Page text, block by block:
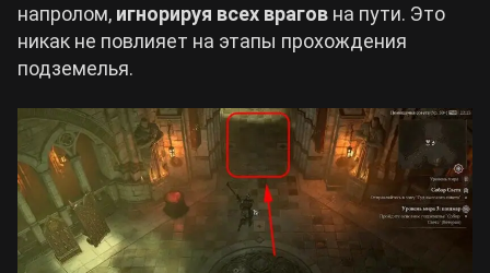
напролом, игнорируя всех врагов на пути. Это
никак не повлияет на этапы прохождения
подземелья.